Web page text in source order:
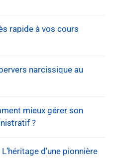
rapide à vos cours
narcissique au
mieux gérer son
?
d’une pionnière